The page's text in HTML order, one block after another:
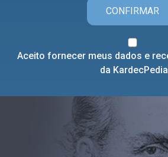
CONFIRMAR
Aceito fornecer meus dados e
da